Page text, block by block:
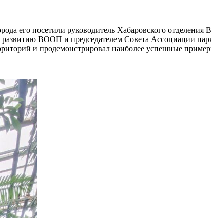
его посетили руководитель Хабаровского
ВООП и председателем Совета Ассоциации
и продемонстрировал наиболее успешные